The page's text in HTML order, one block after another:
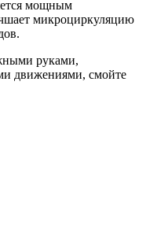
мощным
микроциркуляцию
руками,
движениями, смойте